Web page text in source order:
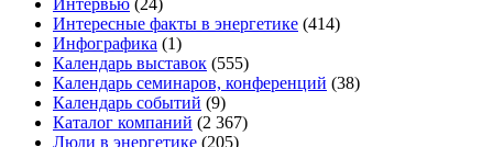
Интервью (24)
Интересные факты в энергетике (414)
Инфографика (1)
Календарь выставок (555)
Календарь семинаров, конференций (38)
Календарь событий (9)
Каталог компаний (2 367)
Люди в энергетике (205)